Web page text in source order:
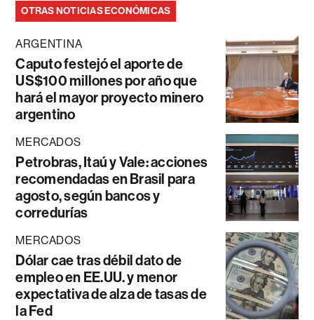
OTRAS NOTICIAS ECONÓMICAS
ARGENTINA
Caputo festejó el aporte de
US$100 millones por año que
hará el mayor proyecto minero
argentino
MERCADOS
Petrobras, Itaú y Vale: acciones
recomendadas en Brasil para
agosto, según bancos y
corredurías
MERCADOS
Dólar cae tras débil dato de
empleo en EE.UU. y menor
expectativa de alza de tasas de
la Fed